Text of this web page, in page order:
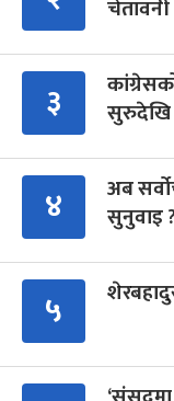
चेतावनी
३
सुरुदेखि
४
अब
सुनुवाइ
५